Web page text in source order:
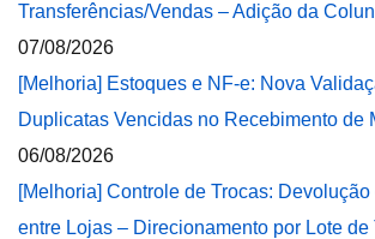
Transferências/Vendas – Adição da
07/08/2026
[Melhoria] Estoques e NF-e: Nova
Duplicatas Vencidas no Recebimento de
06/08/2026
[Melhoria] Controle de Trocas:
entre Lojas – Direcionamento por Lote de